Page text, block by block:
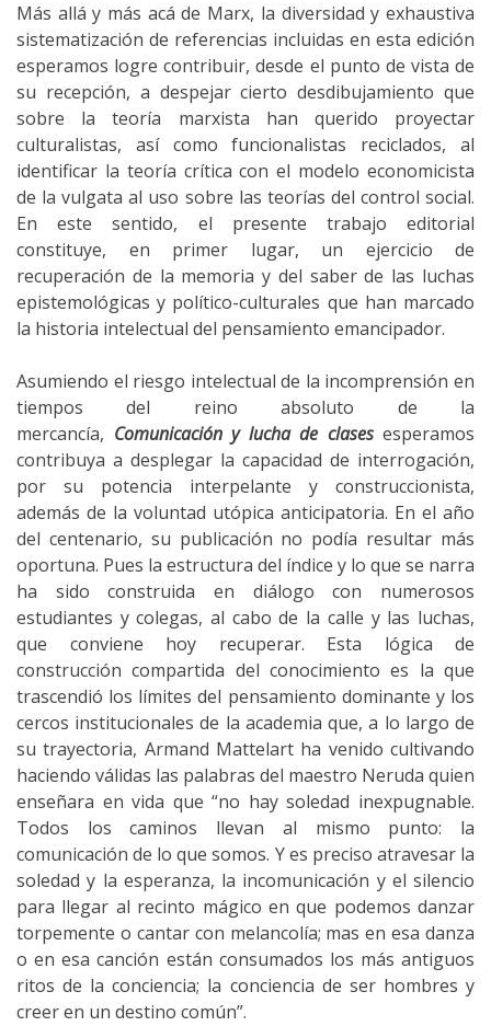
Más allá y más acá de Marx, la diversidad y exhaustiva
sistematización de referencias incluidas en esta edición
esperamos logre contribuir, desde el punto de vista de
su recepción, a despejar cierto desdibujamiento que
sobre la teoría marxista han querido proyectar
culturalistas, así como funcionalistas reciclados, al
identificar la teoría crítica con el modelo economicista
de la vulgata al uso sobre las teorías del control social.
En este sentido, el presente trabajo editorial
constituye, en primer lugar, un ejercicio de
recuperación de la memoria y del saber de las luchas
epistemológicas y político-culturales que han marcado
la historia intelectual del pensamiento emancipador.
Asumiendo el riesgo intelectual de la incomprensión en
tiempos del reino absoluto de la
mercancía, Comunicación y lucha de clasesesperamos
contribuya a desplegar la capacidad de interrogación,
por su potencia interpelante y construccionista,
además de la voluntad utópica anticipatoria. En el año
del centenario, su publicación no podía resultar más
oportuna. Pues la estructura del índice y lo que se narra
ha sido construida en diálogo con numerosos
estudiantes y colegas, al cabo de la calle y las luchas,
que conviene hoy recuperar. Esta lógica de
construcción compartida del conocimiento es la que
trascendió los límites del pensamiento dominante y los
cercos institucionales de la academia que, a lo largo de
su trayectoria, Armand Mattelart ha venido cultivando
haciendo válidas las palabras del maestro Neruda quien
enseñara en vida que “no hay soledad inexpugnable.
Todos los caminos llevan al mismo punto: la
comunicación de lo que somos. Y es preciso atravesar la
soledad y la esperanza, la incomunicación y el silencio
para llegar al recinto mágico en que podemos danzar
torpemente o cantar con melancolía; mas en esa danza
o en esa canción están consumados los más antiguos
ritos de la conciencia; la conciencia de ser hombres y
creer en un destino común”.